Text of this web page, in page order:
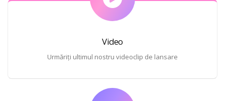
Video
Urmăriți ultimul nostru videoclip de lansare